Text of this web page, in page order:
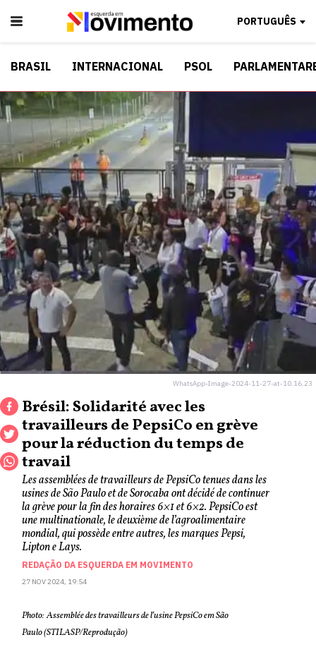
PORTUGUÊS
BRASIL INTERNACIONAL PSOL
WhatsApp-Image-2024-11-27-at-10.16.23
Brésil: Solidarité avec les
travailleurs de PepsiCo en grève
pour la réduction du temps de
travail
Les assemblées de travailleurs de PepsiCo tenues dans les
usines de São Paulo et de Sorocaba ont décidé de continuer
la grève pour la fin des horaires 6×1 et 6×2. PepsiCo est
une multinationale, le deuxième de l’agroalimentaire
mondial, qui possède entre autres, les marques Pepsi,
Lipton e Lays.
REDAÇÃO DA ESQUERDA EM MOVIMENTO
27 NOV 2024, 19:54
Photo: Assemblée des travailleurs de l’usine PepsiCo em São
Paulo (STILASP/Reprodução)